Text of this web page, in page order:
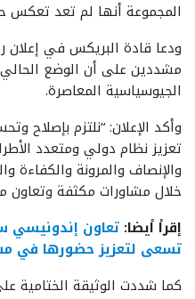
المجموعة أنها لم تعد تعكس
ودعا قادة البريكس في إعلان
مشددين على أن الوضع
الجيوسياسية المعاصرة.
وأكد الإعلان: “نلتزم بإصلاح
تعزيز نظام دولي ومتعدد
والإنصاف والمرونة والكفاءة
خلال مشاورات مكثفة وتعاون
إقرأ أيضا: تعاون إندونيسي
تسعى لتعزيز حضورها في
كما شددت الوثيقة الختامية